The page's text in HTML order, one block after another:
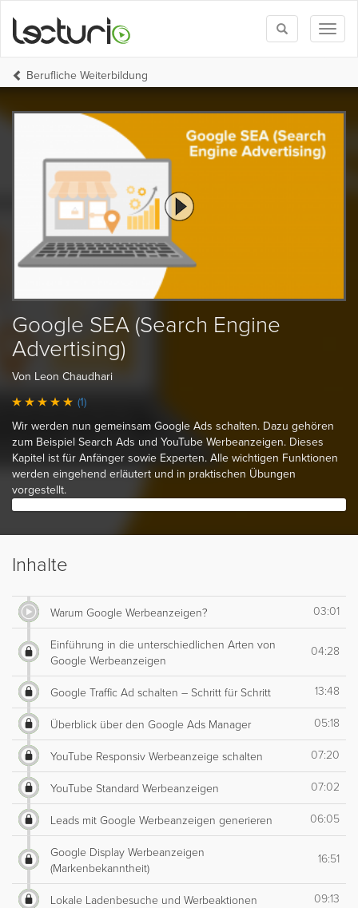
Toggle
search
Berufliche Weiterbildung
Google SEA (Search Engine
Advertising)
Von Leon Chaudhari
(1)
Wir werden nun gemeinsam Google Ads schalten. Dazu gehören
zum Beispiel Search Ads und YouTube Werbeanzeigen. Dieses
Kapitel ist für Anfänger sowie Experten. Alle wichtigen Funktionen
werden eingehend erläutert und in praktischen Übungen
vorgestellt.
Inhalte
Warum Google Werbeanzeigen? 03:01
Einführung in die unterschiedlichen Arten von
Google Werbeanzeigen
04:28
Google Traffic Ad schalten – Schritt für Schritt 13:48
Überblick über den Google Ads Manager 05:18
YouTube Responsiv Werbeanzeige schalten 07:20
YouTube Standard Werbeanzeigen 07:02
Leads mit Google Werbeanzeigen generieren 06:05
Google Display Werbeanzeigen
(Markenbekanntheit)
16:51
Lokale Ladenbesuche und Werbeaktionen 09:13